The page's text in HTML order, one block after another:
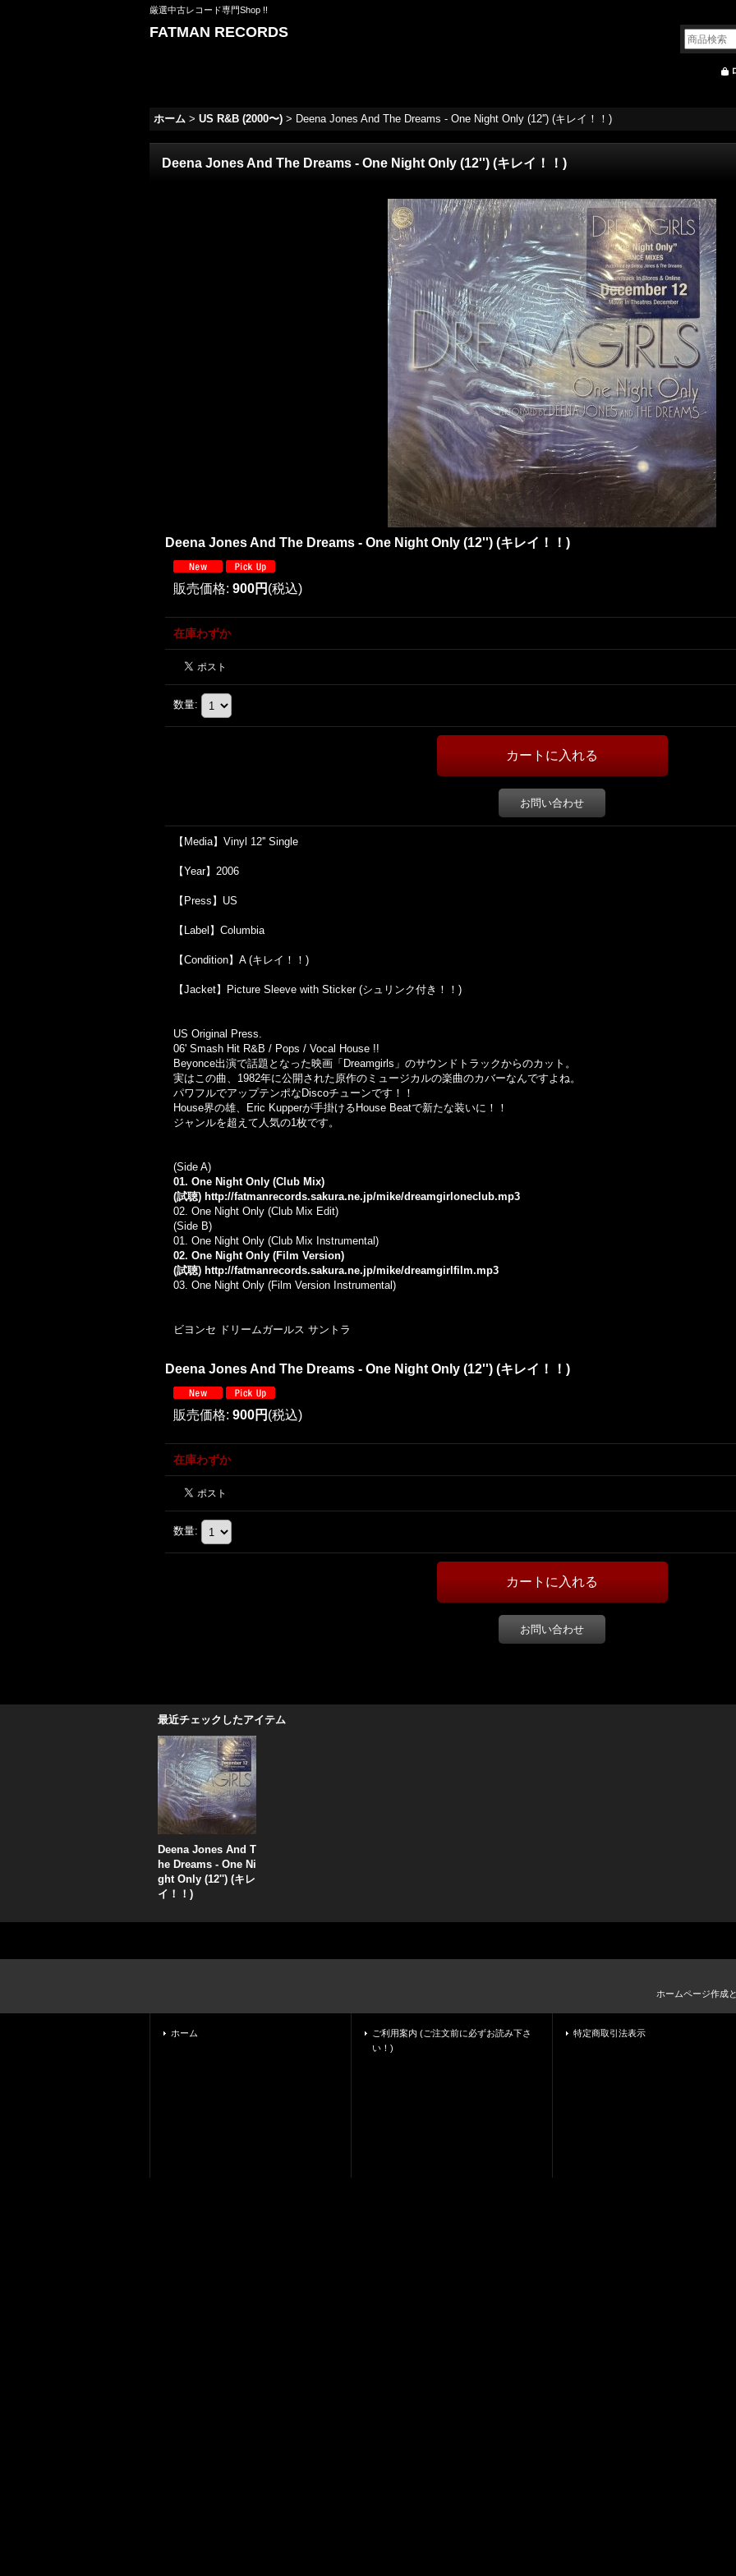
厳選中古レコード専門Shop !!
FATMAN RECORDS
ホーム > US R&B (2000〜) > Deena Jones And The Dreams - One Night Only (12'') (キレイ！！)
Deena Jones And The Dreams - One Night Only (12'') (キレイ！！)
Deena Jones And The Dreams - One Night Only (12'') (キレイ！！)
販売価格: 900円 (税込)
在庫わずか
数量:
お問い合わせ
【Media】Vinyl 12'' Single
【Year】2006
【Press】US
【Label】Columbia
【Condition】A (キレイ！！)
【Jacket】Picture Sleeve with Sticker (シュリンク付き！！)
US Original Press.
06' Smash Hit R&B / Pops / Vocal House !!
Beyonce出演で話題となった映画「Dreamgirls」のサウンドトラックからのカット。
実はこの曲、1982年に公開された原作のミュージカルの楽曲のカバーなんですよね。
パワフルでアップテンポなDiscoチューンです！！
House界の雄、Eric Kupperが手掛けるHouse Beatで新たな装いに！！
ジャンルを超えて人気の1枚です。
(Side A)
01. One Night Only (Club Mix)
(試聴) http://fatmanrecords.sakura.ne.jp/mike/dreamgirloneclub.mp3
02. One Night Only (Club Mix Edit)
(Side B)
01. One Night Only (Club Mix Instrumental)
02. One Night Only (Film Version)
(試聴) http://fatmanrecords.sakura.ne.jp/mike/dreamgirlfilm.mp3
03. One Night Only (Film Version Instrumental)
ビヨンセ ドリームガールス サントラ
Deena Jones And The Dreams - One Night Only (12'') (キレイ！！)
販売価格: 900円 (税込)
在庫わずか
数量:
お問い合わせ
最近チェックしたアイテム
Deena Jones And T
he Dreams - One Ni
ght Only (12'') (キレ
イ！！)
ホームページ作成
ホーム
ご利用案内 (ご注文前に必ずお読み下さ
い！)
特定商取引法表示